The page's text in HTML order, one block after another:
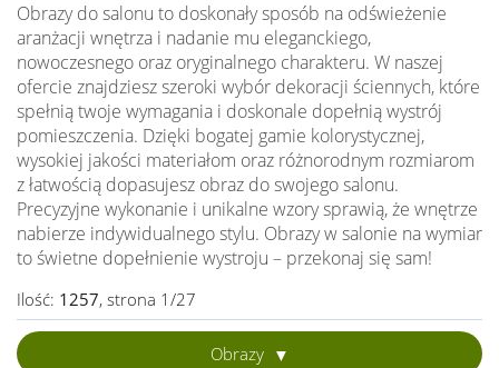
Obrazy do salonu to doskonały sposób na odświeżenie
aranżacji wnętrza i nadanie mu eleganckiego,
nowoczesnego oraz oryginalnego charakteru. W naszej
ofercie znajdziesz szeroki wybór dekoracji ściennych, które
spełnią twoje wymagania i doskonale dopełnią wystrój
pomieszczenia. Dzięki bogatej gamie kolorystycznej,
wysokiej jakości materiałom oraz różnorodnym rozmiarom
z łatwością dopasujesz obraz do swojego salonu.
Precyzyjne wykonanie i unikalne wzory sprawią, że wnętrze
nabierze indywidualnego stylu. Obrazy w salonie na wymiar
to świetne dopełnienie wystroju – przekonaj się sam!
Ilość: 1257, strona 1/27
Obrazy